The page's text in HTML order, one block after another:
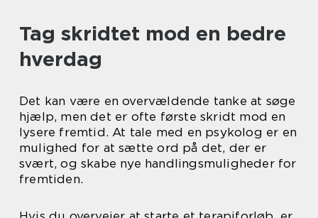
Tag skridtet mod en bedre
hverdag
Det kan være en overvældende tanke at søge
hjælp, men det er ofte første skridt mod en
lysere fremtid. At tale med en psykolog er en
mulighed for at sætte ord på det, der er
svært, og skabe nye handlingsmuligheder for
fremtiden.